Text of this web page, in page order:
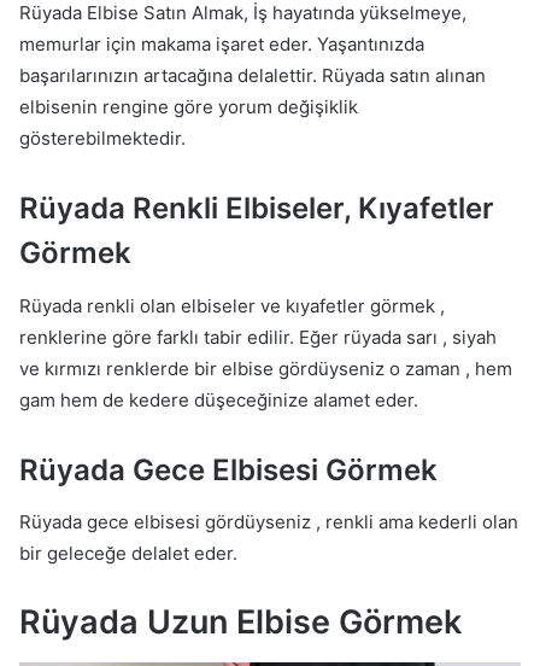
Rüyada Elbise Satın Almak, İş hayatında yükselmeye,
memurlar için makama işaret eder. Yaşantınızda
başarılarınızın artacağına delalettir. Rüyada satın alınan
elbisenin rengine göre yorum değişiklik
gösterebilmektedir.
Rüyada Renkli Elbiseler, Kıyafetler
Görmek
Rüyada renkli olan elbiseler ve kıyafetler görmek ,
renklerine göre farklı tabir edilir. Eğer rüyada sarı , siyah
ve kırmızı renklerde bir elbise gördüyseniz o zaman , hem
gam hem de kedere düşeceğinize alamet eder.
Rüyada Gece Elbisesi Görmek
Rüyada gece elbisesi gördüyseniz , renkli ama kederli olan
bir geleceğe delalet eder.
Rüyada Uzun Elbise Görmek